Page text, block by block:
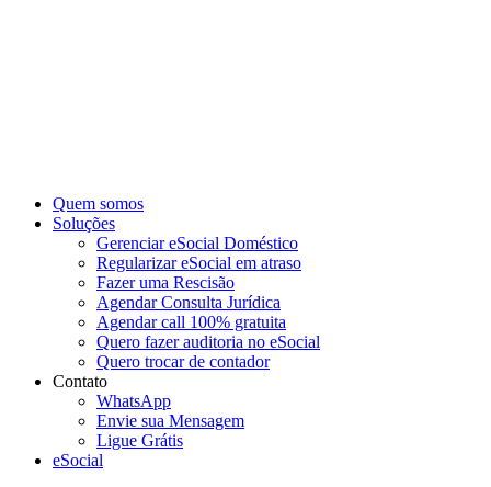
Quem somos
Soluções
Gerenciar eSocial Doméstico
Regularizar eSocial em atraso
Fazer uma Rescisão
Agendar Consulta Jurídica
Agendar call 100% gratuita
Quero fazer auditoria no eSocial
Quero trocar de contador
Contato
WhatsApp
Envie sua Mensagem
Ligue Grátis
eSocial